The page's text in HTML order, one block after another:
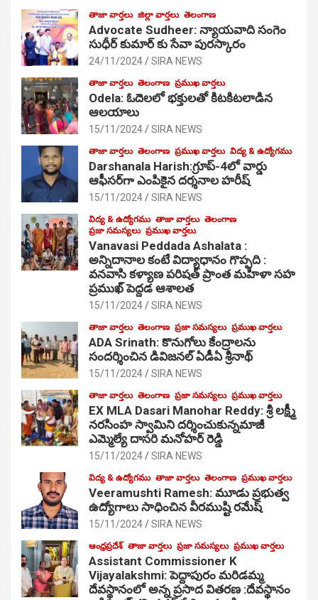
తాజా వార్తలు జిల్లా వార్తలు తెలంగాణ
Advocate Sudheer: న్యాయవాది సంగెం
సుధీర్ కుమార్ కు సేవా పురస్కారం
24/11/2024 SIRA NEWS
తాజా వార్తలు తెలంగాణ ప్రముఖ వార్తలు
Odela: ఓదెల‌లో భక్తులతో కిటకిటలాడిన
ఆల‌యాలు
15/11/2024 SIRA NEWS
తాజా వార్తలు తెలంగాణ ప్రముఖ వార్తలు విద్య & ఉద్యోగము
Darshanala Harish:గ్రూప్-4లో వార్డు
ఆఫీసర్‌గా ఎంపికైన దర్శనాల హరీష్
15/11/2024 SIRA NEWS
విద్య & ఉద్యోగము తాజా వార్తలు తెలంగాణ
ప్రజా సమస్యలు ప్రముఖ వార్తలు
Vanavasi Peddada Ashalata :
అన్నిదానాల కంటే విద్యాధానం గొప్పది :
వనవాసి కళ్యాణ పరిషత్ ప్రాంత మహిళా సహ
ప్రముఖ్ పెద్దడ ఆశాలత
15/11/2024 SIRA NEWS
తాజా వార్తలు తెలంగాణ ప్రజా సమస్యలు ప్రముఖ వార్తలు
ADA Srinath: కొనుగోలు కేంద్రాల‌ను
సంద‌ర్శించిన డివిజనల్ ఏడీఏ శ్రీనాథ్
15/11/2024 SIRA NEWS
తాజా వార్తలు తెలంగాణ ప్రజా సమస్యలు ప్రముఖ వార్తలు
EX MLA Dasari Manohar Reddy: శ్రీ లక్ష్మీ
నరసింహ స్వామిని దర్శించుకున్నమాజీ
ఎమ్మెల్యే దాసరి మనోహర్ రెడ్డి
15/11/2024 SIRA NEWS
విద్య & ఉద్యోగము తాజా వార్తలు తెలంగాణ ప్రముఖ వార్తలు
Veeramushti Ramesh: మూడు ప్రభుత్వ
ఉద్యోగాలు సాధించిన వీరముష్టి రమేష్
15/11/2024 SIRA NEWS
ఆంధ్రప్రదేశ్ తాజా వార్తలు ప్రజా సమస్యలు ప్రముఖ వార్తలు
Assistant Commissioner K
Vijayalakshmi: పెద్దాపురం మరిడమ్మ
దేవస్థానంలో అన్న ప్రసాద వితరణ :దేవస్థానం